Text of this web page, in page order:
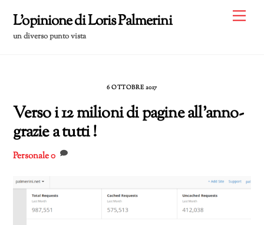
content
L'opinione di Loris Palmerini
un diverso punto vista
6 OTTOBRE 2017
Verso i 12 milioni di pagine all’anno-
grazie a tutti !
Personale0